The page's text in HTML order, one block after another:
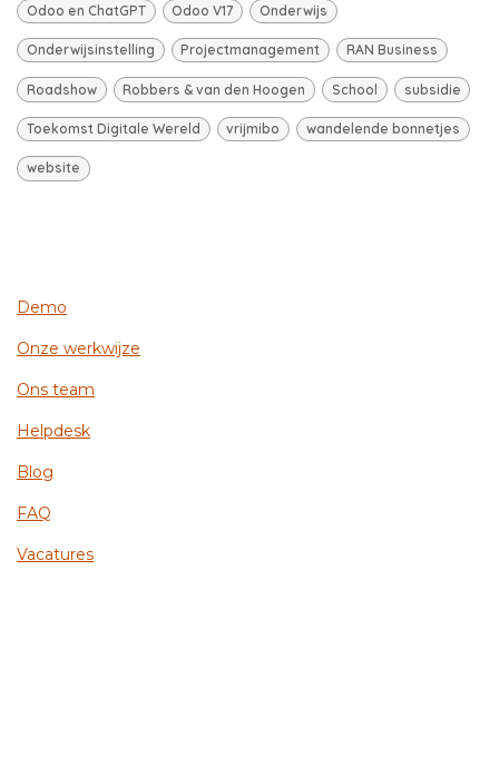
Odoo en ChatGPT Odoo V17 Onderwijs
Onderwijsinstelling Projectmanagement RAN Business
Roadshow Robbers & van den Hoogen School subsidie
Toekomst Digitale Wereld vrijmibo wandelende bonnetjes
website
Demo
Onze werkwijze
Ons team
Helpdesk
Blog
FAQ
Vacatures